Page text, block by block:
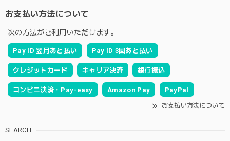
お支払い方法について
次の方法がご利用いただけます。
Pay ID 翌月あと払い Pay ID 3回あと払い
クレジットカード キャリア決済 銀行振込
コンビニ決済・Pay-easy Amazon Pay PayPal
お支払い方法について
SEARCH